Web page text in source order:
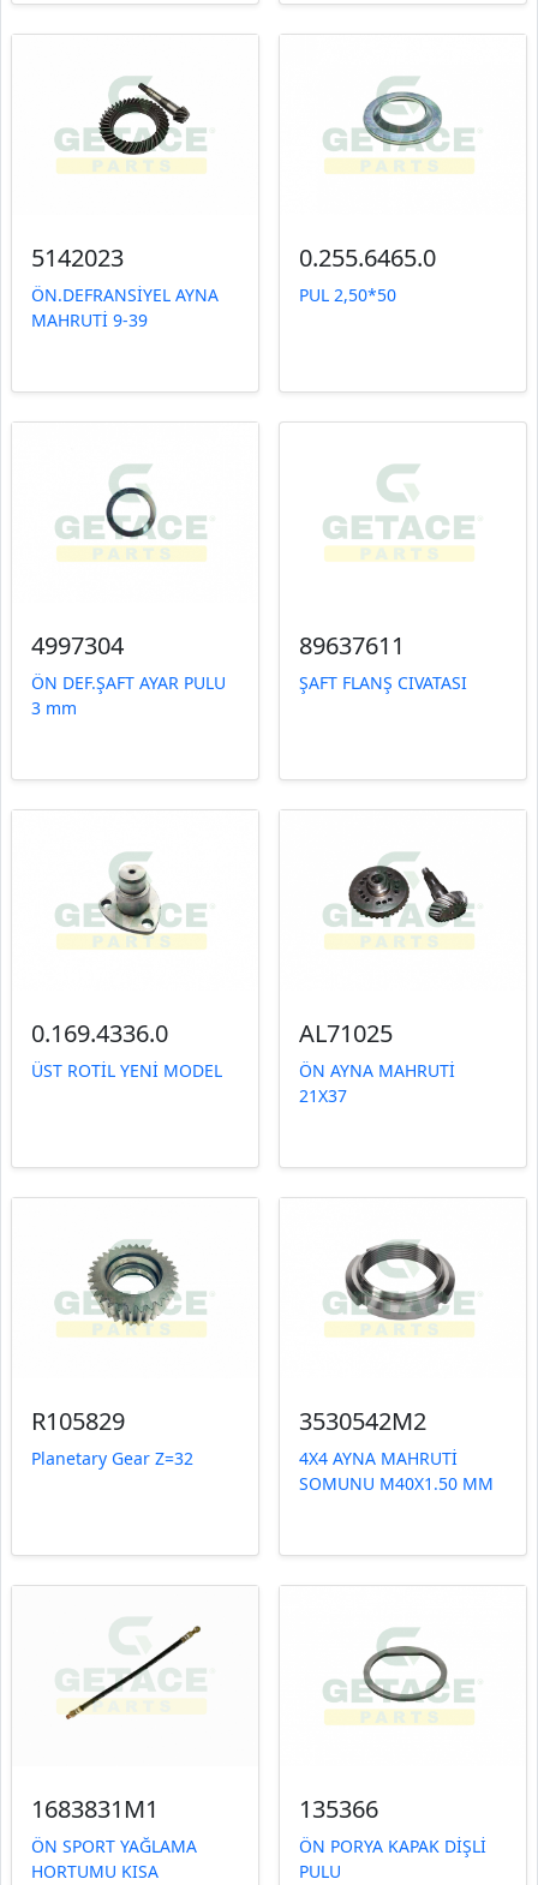
5142023
ÖN.DEFRANSİYEL AYNA
MAHRUTİ 9-39
0.255.6465.0
PUL 2,50*50
4997304
ÖN DEF.ŞAFT AYAR PULU
3 mm
89637611
ŞAFT FLANŞ CIVATASI
0.169.4336.0
ÜST ROTİL YENİ MODEL
AL71025
ÖN AYNA MAHRUTİ
21X37
R105829
Planetary Gear Z=32
3530542M2
4X4 AYNA MAHRUTİ
SOMUNU M40X1.50 MM
1683831M1
ÖN SPORT YAĞLAMA
HORTUMU KISA
135366
ÖN PORYA KAPAK DİŞLİ
PULU